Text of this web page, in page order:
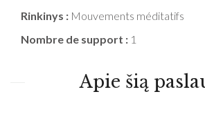
Rinkinys : Mouvements méditatifs
Nombre de support : 1
Apie šią